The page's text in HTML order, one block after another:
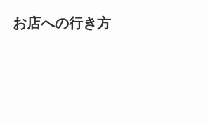
お店への行き方